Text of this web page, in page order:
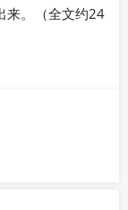
来。（全文约24